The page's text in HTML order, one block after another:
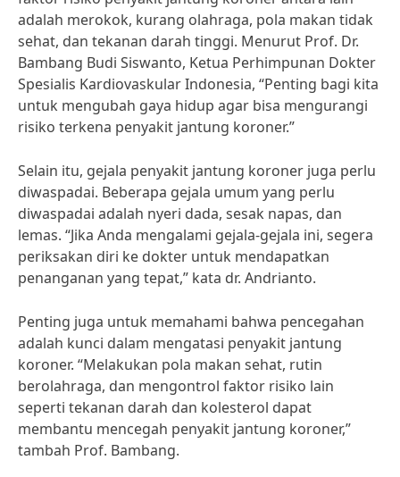
adalah merokok, kurang olahraga, pola makan tidak
sehat, dan tekanan darah tinggi. Menurut Prof. Dr.
Bambang Budi Siswanto, Ketua Perhimpunan Dokter
Spesialis Kardiovaskular Indonesia, “Penting bagi kita
untuk mengubah gaya hidup agar bisa mengurangi
risiko terkena penyakit jantung koroner.”
Selain itu, gejala penyakit jantung koroner juga perlu
diwaspadai. Beberapa gejala umum yang perlu
diwaspadai adalah nyeri dada, sesak napas, dan
lemas. “Jika Anda mengalami gejala-gejala ini, segera
periksakan diri ke dokter untuk mendapatkan
penanganan yang tepat,” kata dr. Andrianto.
Penting juga untuk memahami bahwa pencegahan
adalah kunci dalam mengatasi penyakit jantung
koroner. “Melakukan pola makan sehat, rutin
berolahraga, dan mengontrol faktor risiko lain
seperti tekanan darah dan kolesterol dapat
membantu mencegah penyakit jantung koroner,”
tambah Prof. Bambang.